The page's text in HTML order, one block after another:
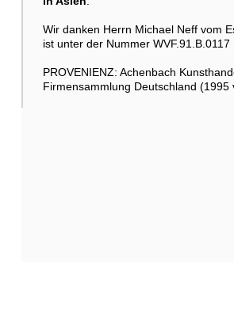
Wir danken Herrn Michael Neff vom
ist unter der Nummer WVF.91.B.0117
PROVENIENZ: Achenbach
Firmensammlung Deutschland (1995